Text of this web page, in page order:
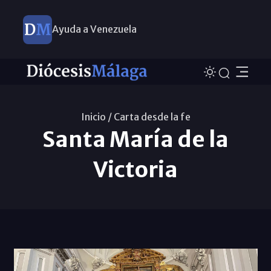
Ayuda a Venezuela
Inicio / Carta desde la fe
Santa María de la
Victoria